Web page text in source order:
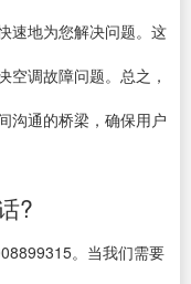
速地为您解决问题。这
空调故障问题。总之，
沟通的桥梁，确保用户
?
。当我们需要